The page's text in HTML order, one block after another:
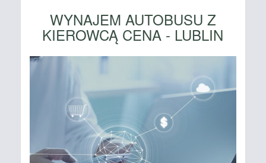
WYNAJEM AUTOBUSU Z
KIEROWCĄ CENA - LUBLIN